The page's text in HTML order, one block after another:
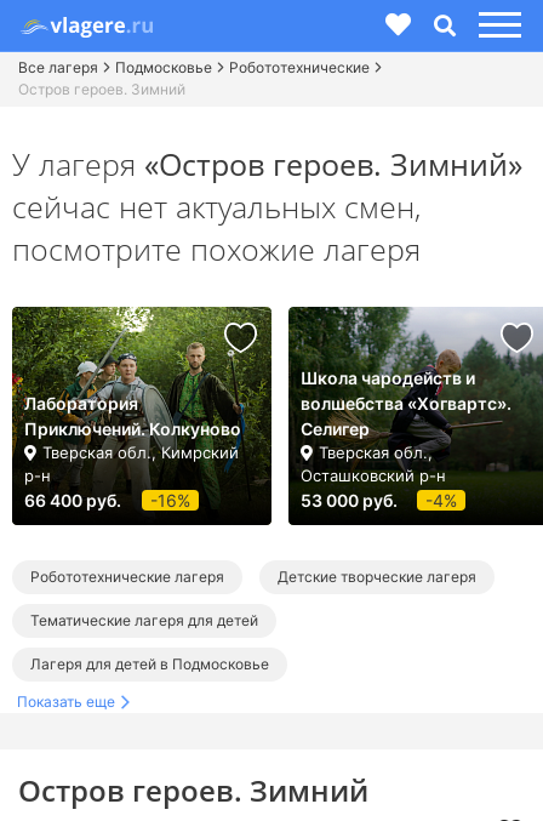
Все лагеря Подмосковье
Робототехнические
Остров героев. Зимний
Остров героев. Зимний
У лагеря «Остров героев. Зимний»
сейчас нет актуальных смен,
посмотрите похожие лагеря
Лаборатория
Приключений. Колкуново
Тверская обл., Кимрский
р-н
66 400 руб. -16%
Школа чародейств и
волшебства «Хогвартс».
Селигер
Тверская обл.,
Осташковский р-н
53 000 руб. -4%
Робототехнические лагеря Детские творческие лагеря
Тематические лагеря для детей
Лагеря для детей в Подмосковье
Лагеря в Тверской области
Творческие лагеря в Подмосковье
Показать еще